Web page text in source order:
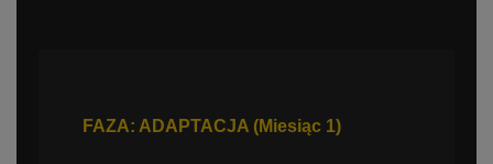
FAZA: ADAPTACJA (Miesiąc 1)